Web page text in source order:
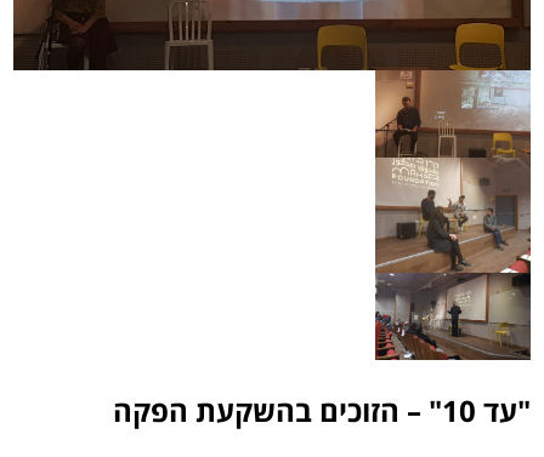
"עד 10" – הזוכים בהשקעת הפקה